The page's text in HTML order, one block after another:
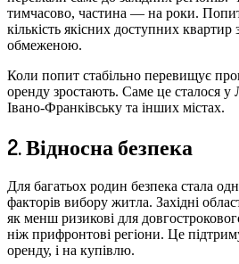
тимчасово, частина — на роки. Попит
кількість якісних доступних
обмеженою.
Коли попит стабільно перевищує
оренду зростають. Саме це сталося у
Івано-Франківську та інших містах.
2. Відносна безпека
Для багатьох родин безпека стала
факторів вибору житла. Західні
як менш ризикові для
ніж прифронтові регіони. Це
оренду, і на купівлю.